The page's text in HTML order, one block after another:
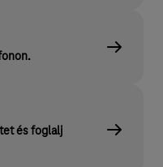
és foglalj